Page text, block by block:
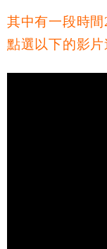
其中有一段時
點選以下的影片